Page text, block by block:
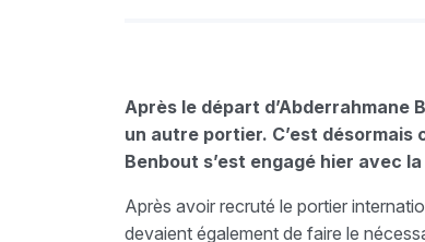
Après le départ
un autre portier. C’est désormais
Benbout s’est engagé hier avec
Après avoir recruté le portier
devaient également de faire le